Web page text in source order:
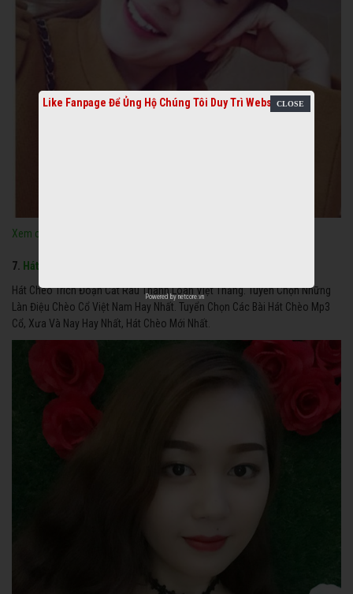
Xem chi tiết
7.
Hát Chèo Trích Đoạn Cắt Râu Thanh Loan Việt Thắng
Hát Chèo Trích Đoạn Cắt Râu Thanh Loan Việt Thắng. Tuyển Chọn Những
Làn Điệu Chèo Cổ Việt Nam Hay Nhất. Tuyển Chọn Các Bài Hát Chèo Mp3
Cổ, Xưa Và Nay Hay Nhất, Hát Chèo Mới Nhất.
Like Fanpage Để Ủng Hộ Chúng Tôi Duy Trì Website
Powered by netcore.vn